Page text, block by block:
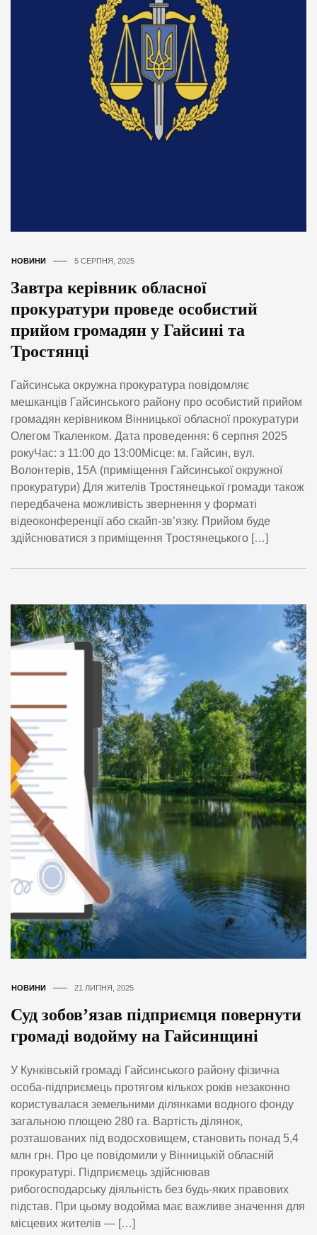
НОВИНИ 5 СЕРПНЯ, 2025
Завтра керівник обласної
прокуратури проведе особистий
прийом громадян у Гайсині та
Тростянці
Гайсинська окружна прокуратура повідомляє
мешканців Гайсинського району про особистий прийом
громадян керівником Вінницької обласної прокуратури
Олегом Ткаленком. Дата проведення: 6 серпня 2025
рокуЧас: з 11:00 до 13:00Місце: м. Гайсин, вул.
Волонтерів, 15А (приміщення Гайсинської окружної
прокуратури) Для жителів Тростянецької громади також
передбачена можливість звернення у форматі
відеоконференції або скайп-зв’язку. Прийом буде
здійснюватися з приміщення Тростянецького […]
НОВИНИ 21 ЛИПНЯ, 2025
Суд зобов’язав підприємця повернути
громаді водойму на Гайсинщині
У Кунківській громаді Гайсинського району фізична
особа-підприємець протягом кількох років незаконно
користувалася земельними ділянками водного фонду
загальною площею 280 га. Вартість ділянок,
розташованих під водосховищем, становить понад 5,4
млн грн. Про це повідомили у Вінницькій обласній
прокуратурі. Підприємець здійснював
рибогосподарську діяльність без будь-яких правових
підстав. При цьому водойма має важливе значення для
місцевих жителів — […]